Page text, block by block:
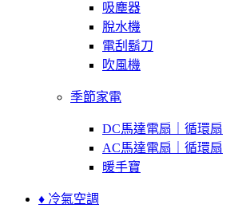
吸塵器
脫水機
電刮鬍刀
吹風機
季節家電
DC馬達電扇｜循環扇
AC馬達電扇｜循環扇
暖手寶
♦ 冷氣空調